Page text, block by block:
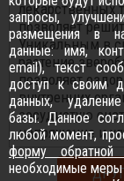
лекарственных
позволяет
Уникальным в
растение
позволяет
внутренних
сосудистую
напряжение и
запросы,
размещения в
данные: имя,
email), текст
доступ к своим
данных,
базы. Данное
любой момент,
форму обратной
необходимые меры